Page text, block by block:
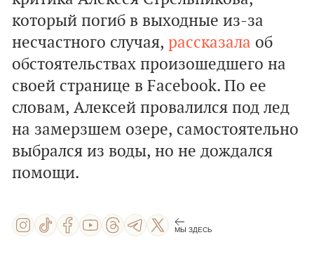
который погиб в выходные из-за
несчастного случая, рассказала об
обстоятельствах произошедшего на
своей странице в Facebook. По ее
словам, Алексей провалился под лед
на замерзшем озере, самостоятельно
выбрался из воды, но не дождался
помощи.
МЫ ЗДЕСЬ